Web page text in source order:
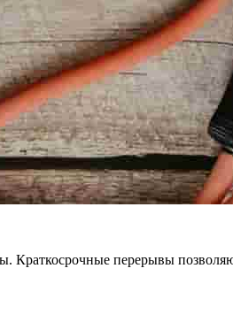
перерывы